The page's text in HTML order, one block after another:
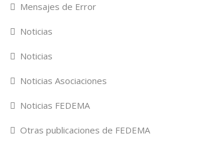
Mensajes de Error
Noticias
Noticias
Noticias Asociaciones
Noticias FEDEMA
Otras publicaciones de FEDEMA